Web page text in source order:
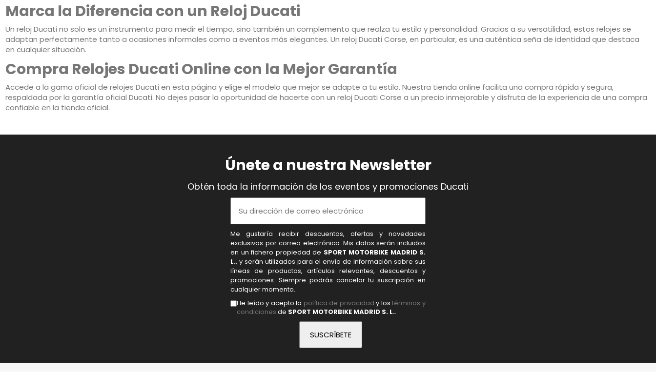
Marca la Diferencia con un Reloj Ducati
Un reloj Ducati no solo es un instrumento para medir el tiempo, sino también un complemento que realza tu estilo y personalidad. Gracias a su versatilidad, estos relojes se
adaptan perfectamente tanto a ocasiones informales como a eventos más elegantes. Un reloj Ducati Corse, en particular, es una auténtica seña de identidad que destaca
en cualquier situación.
Compra Relojes Ducati Online con la Mejor Garantía
Accede a la gama oficial de relojes Ducati en esta página y elige el modelo que mejor se adapte a tu estilo. Nuestra tienda online facilita una compra rápida y segura,
respaldada por la garantía oficial Ducati. No dejes pasar la oportunidad de hacerte con un reloj Ducati Corse a un precio inmejorable y disfruta de la experiencia de una compra
confiable en la tienda oficial.
Únete a nuestra Newsletter
Obtén toda la información de los eventos y promociones Ducati
Me gustaría recibir descuentos, ofertas y novedades
exclusivas por correo electrónico. Mis datos serán incluidos
en un fichero propiedad de SPORT MOTORBIKE MADRID S.
L., y serán utilizados para el envío de información sobre sus
líneas de productos, artículos relevantes, descuentos y
promociones. Siempre podrás cancelar tu suscripción en
cualquier momento.
He leído y acepto la política de privacidad y lostérminos y
condiciones de SPORT MOTORBIKE MADRID S. L..